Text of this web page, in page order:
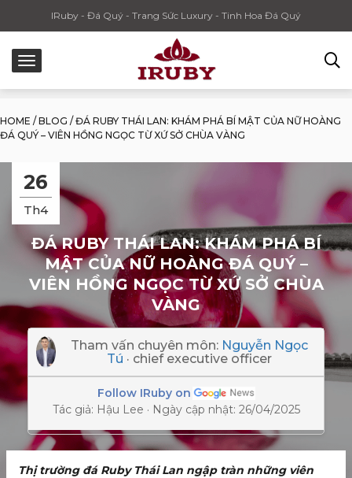
IRuby - Đá Quý - Trang Sức Luxury - Tinh Hoa Đá Quý
HOME / BLOG / ĐÁ RUBY THÁI LAN: KHÁM PHÁ BÍ MẬT CỦA NỮ HOÀNG
ĐÁ QUÝ – VIÊN HỒNG NGỌC TỪ XỨ SỞ CHÙA VÀNG
26
Th4
ĐÁ RUBY THÁI LAN: KHÁM PHÁ BÍ
MẬT CỦA NỮ HOÀNG ĐÁ QUÝ –
VIÊN HỒNG NGỌC TỪ XỨ SỞ CHÙA
VÀNG
Tham vấn chuyên môn: Nguyễn Ngọc
Tú · chief executive officer
Follow IRuby on
Tác giả: Hậu Lee · Ngày cập nhật: 26/04/2025
Thị trường đá Ruby Thái Lan ngập tràn những viên